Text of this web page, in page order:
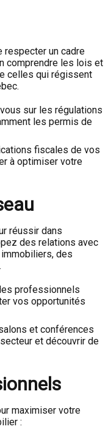
respecter un cadre
comprendre les lois et
celles qui régissent
sur les régulations
les permis de
fiscales de vos
à optimiser votre
réussir dans
des relations avec
des
professionnels
vos opportunités
et conférences
et découvrir de
maximiser votre
: